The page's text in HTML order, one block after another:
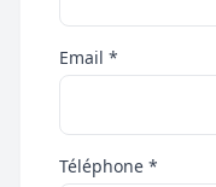
Email *
Téléphone *